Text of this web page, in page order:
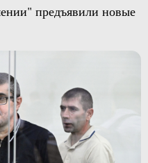
предъявили новые